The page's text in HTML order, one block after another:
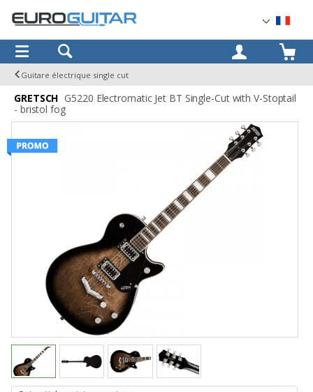
OK
Guitare électrique single cut
GRETSCH G5220 Electromatic Jet BT Single-Cut with V-Stoptail
- bristol fog